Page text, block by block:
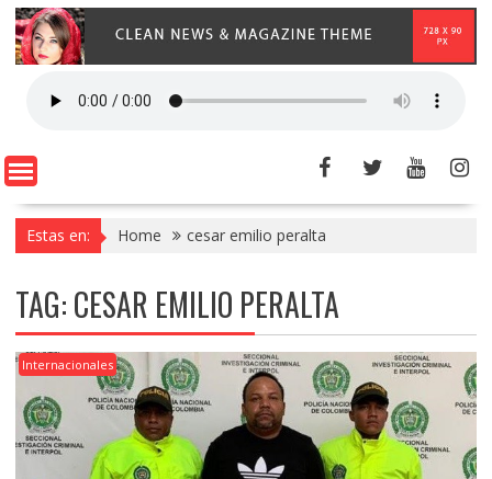
Estas en: Home cesar emilio peralta
TAG:CESAR EMILIO PERALTA
Internacionales